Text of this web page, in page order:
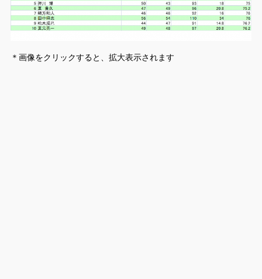
＊画像をクリックすると、拡大表示されます